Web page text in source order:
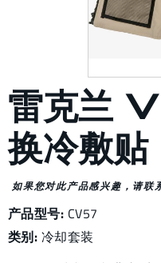
雷克兰
换冷敷
如果您对此产品感兴趣，请联
产品型号: CV57
类别: 冷却套装